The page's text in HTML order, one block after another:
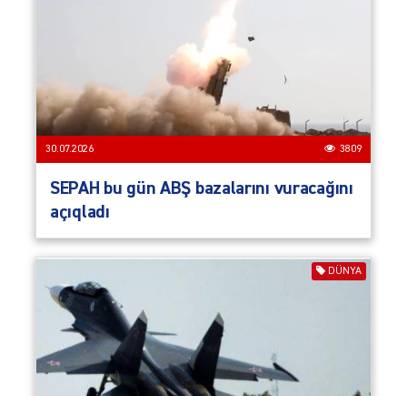
30.07.2026 3809
SEPAH bu gün ABŞ bazalarını vuracağını
açıqladı
DÜNYA